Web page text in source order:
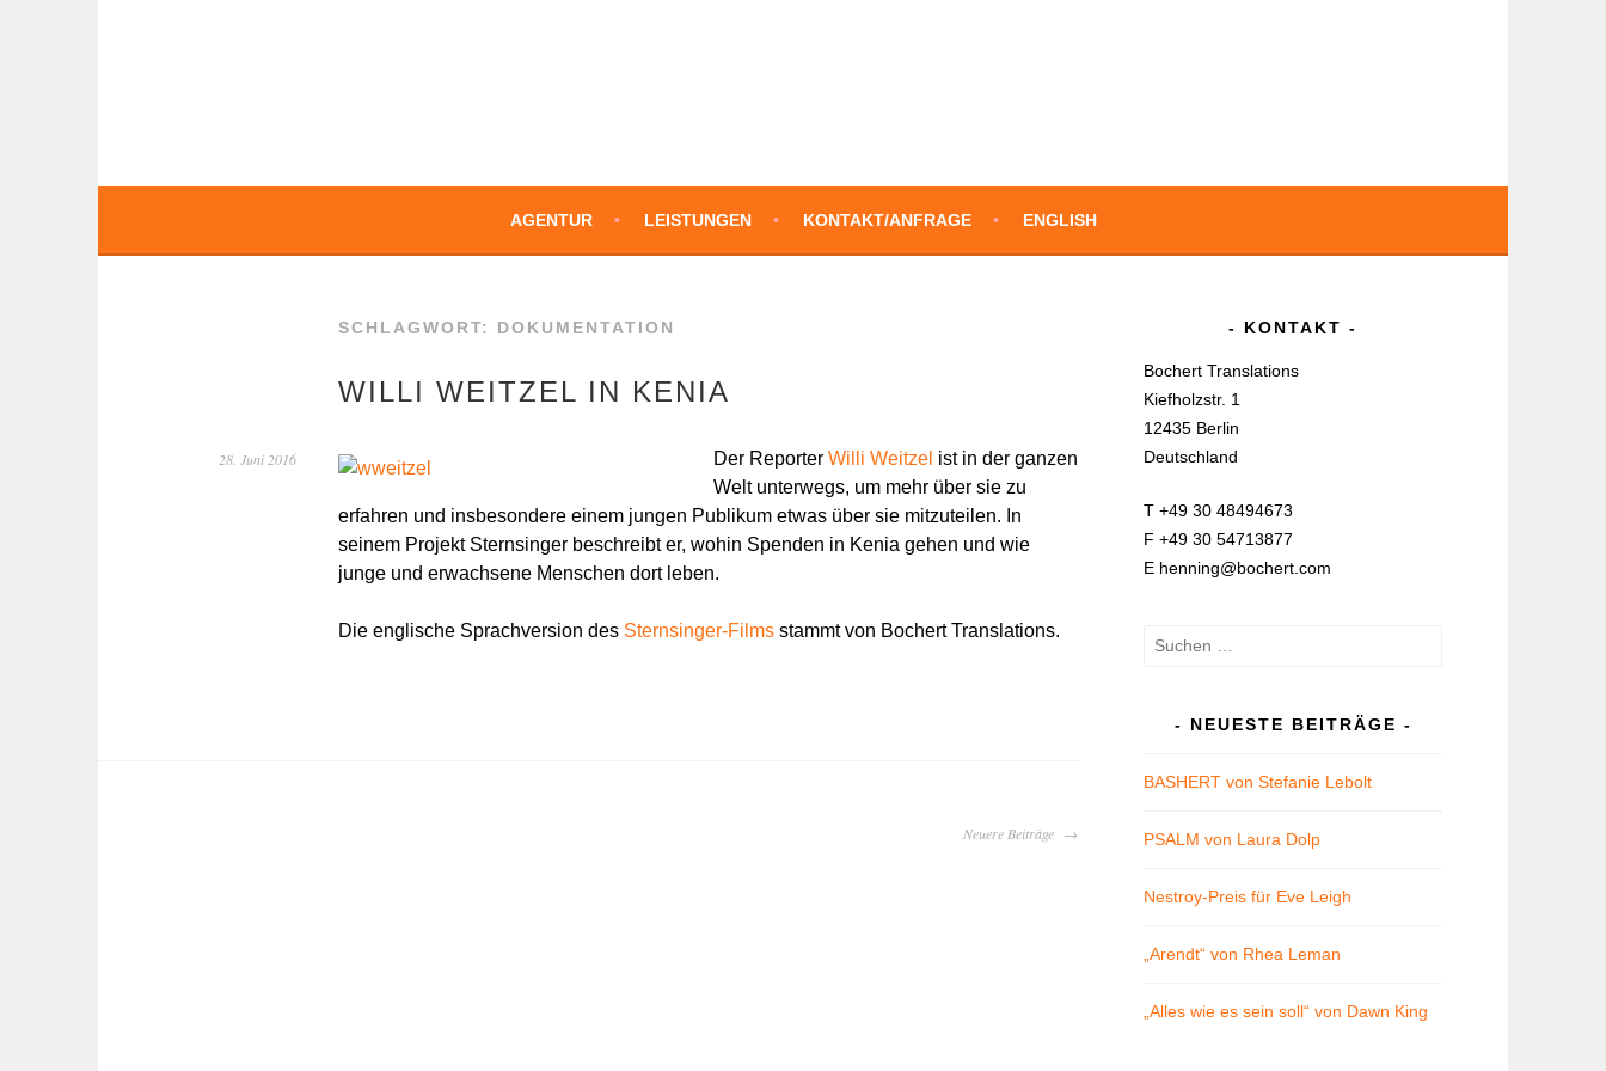
AGENTUR LEISTUNGEN KONTAKT/ANFRAGE ENGLISH
SCHLAGWORT: DOKUMENTATION
WILLI WEITZEL IN KENIA
28. Juni 2016 Der Reporter Willi Weitzel ist in der ganzen
Welt unterwegs, um mehr über sie zu
erfahren und insbesondere einem jungen Publikum etwas über sie mitzuteilen. In
seinem Projekt Sternsinger beschreibt er, wohin Spenden in Kenia gehen und wie
junge und erwachsene Menschen dort leben.
Die englische Sprachversion des Sternsinger-Films stammt von Bochert Translations.
Neuere Beiträge
KONTAKT
Bochert Translations
Kiefholzstr. 1
12435 Berlin
Deutschland
T +49 30 48494673
F +49 30 54713877
E henning@bochert.com
Suchen
NEUESTE BEITRÄGE
BASHERT von Stefanie Lebolt
PSALM von Laura Dolp
Nestroy-Preis für Eve Leigh
„Arendt“ von Rhea Leman
„Alles wie es sein soll“ von Dawn King